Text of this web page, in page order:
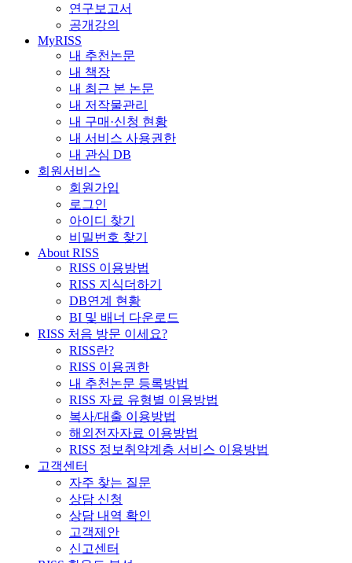
연구보고서
공개강의
MyRISS
내 추천논문
내 책장
내 최근 본 논문
내 저작물관리
내 구매·신청 현황
내 서비스 사용권한
내 관심 DB
회원서비스
회원가입
로그인
아이디 찾기
비밀번호 찾기
About RISS
RISS 이용방법
RISS 지식더하기
DB연계 현황
BI 및 배너 다운로드
RISS 처음 방문 이세요?
RISS란?
RISS 이용권한
내 추천논문 등록방법
RISS 자료 유형별 이용방법
복사/대출 이용방법
해외전자자료 이용방법
RISS 정보취약계층 서비스 이용방법
고객센터
자주 찾는 질문
상담 신청
상담 내역 확인
고객제안
신고센터